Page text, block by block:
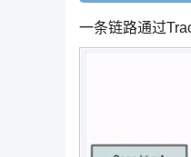
一条链路通过